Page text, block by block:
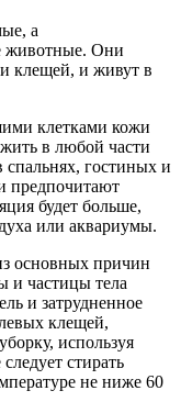
а
животные. Они
клещей, и живут в
клетками кожи
в любой части
спальнях, гостиных и
предпочитают
будет больше,
или аквариумы.
основных причин
и частицы тела
и затрудненное
клещей,
используя
стирать
не ниже 60